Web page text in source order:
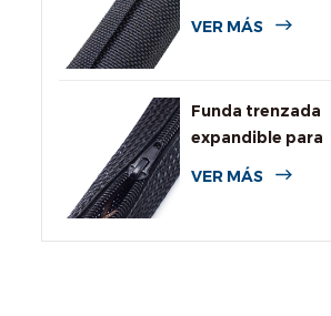
clasificación UL94
VER MÁS
Funda trenzada
expandible para
cables con
VER MÁS